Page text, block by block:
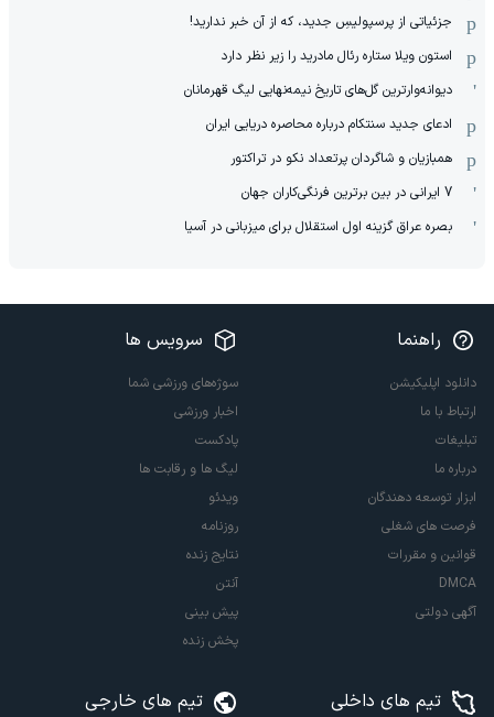
جزئیاتی از پرسپولیسِ جدید، که از آن ‌خبر ندارید!
استون ویلا ستاره رئال مادرید را زیر نظر دارد
دیوانه‌وارترین گل‌های تاریخ نیمه‌نهایی لیگ قهرمانان
ادعای جدید سنتکام درباره محاصره دریایی ایران
همبازیان و شاگردان پرتعداد نکو در تراکتور
7 ایرانی در بین برترین فرنگی‌کاران جهان
بصره عراق گزینه اول استقلال برای میزبانی در آسیا
راهنما
دانلود اپلیکیشن
ارتباط با ما
تبلیغات
درباره ما
ابزار توسعه دهندگان
فرصت های شغلی
قوانین و مقررات
DMCA
آگهی دولتی
سرویس ها
سوژه‌های ورزشی شما
اخبار ورزشی
پادکست
لیگ ها و رقابت ها
ویدئو
روزنامه
نتایج زنده
آنتن
پیش بینی
پخش زنده
تیم های داخلی تیم های خارجی